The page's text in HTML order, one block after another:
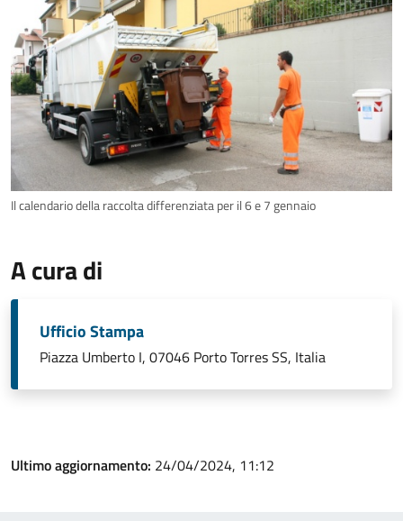
Il calendario della raccolta differenziata per il 6 e 7 gennaio
A cura di
Ufficio Stampa
Piazza Umberto I, 07046 Porto Torres SS, Italia
Ultimo aggiornamento: 24/04/2024, 11:12